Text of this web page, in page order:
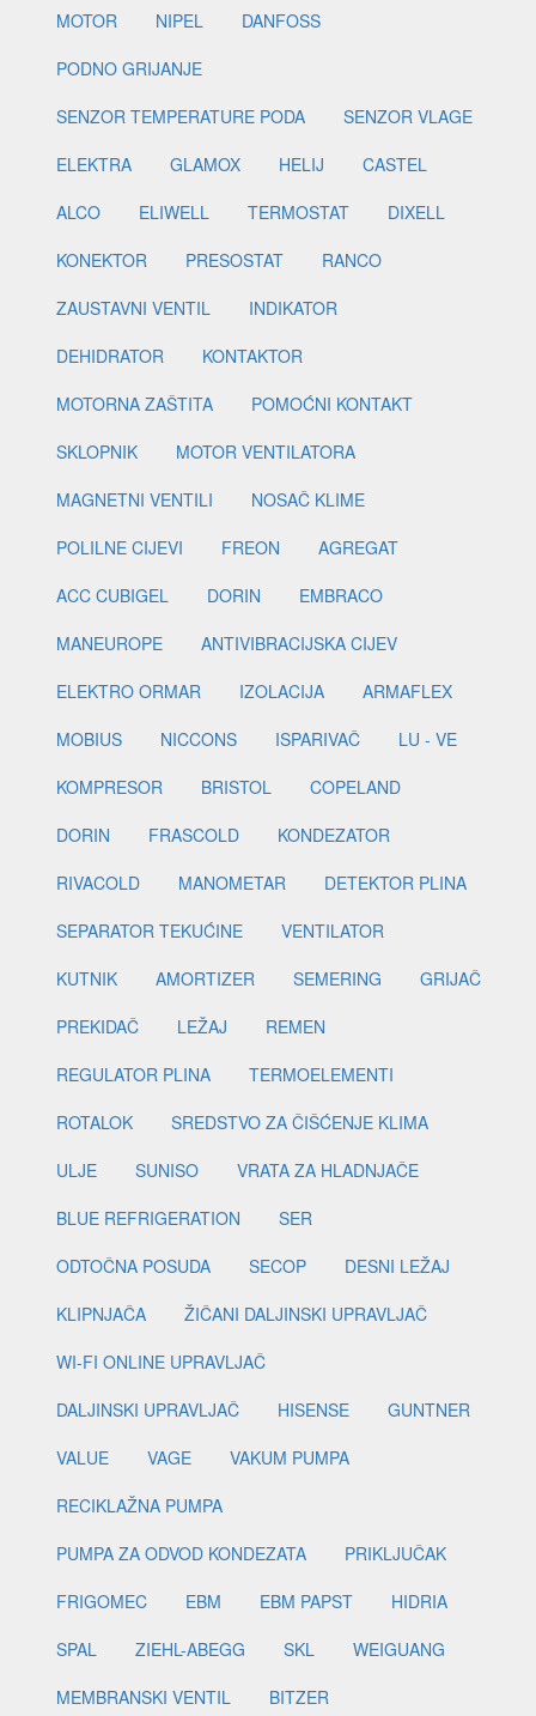
MOTOR
NIPEL
DANFOSS
PODNO GRIJANJE
SENZOR TEMPERATURE PODA
SENZOR VLAGE
ELEKTRA
GLAMOX HELIJ
CASTEL
ALCO
ELIWELL TERMOSTAT
DIXELL
KONEKTOR
PRESOSTAT
RANCO
ZAUSTAVNI VENTIL
INDIKATOR
DEHIDRATOR
KONTAKTOR
MOTORNA ZAŠTITA
POMOĆNI KONTAKT
SKLOPNIK
MOTOR VENTILATORA
MAGNETNI VENTILI
NOSAČ KLIME
POLILNE CIJEVI
FREON
AGREGAT
ACC CUBIGEL
DORIN
EMBRACO
MANEUROPE
ANTIVIBRACIJSKA CIJEV
ELEKTRO ORMAR
IZOLACIJA
ARMAFLEX
MOBIUS
NICCONS ISPARIVAČ
LU - VE
KOMPRESOR
BRISTOL
COPELAND
DORIN
FRASCOLD
KONDEZATOR
RIVACOLD
MANOMETAR
DETEKTOR PLINA
SEPARATOR TEKUĆINE
VENTILATOR
KUTNIK
AMORTIZER SEMERING
GRIJAČ
PREKIDAČ
LEŽAJ
REMEN
REGULATOR PLINA
TERMOELEMENTI
ROTALOK
SREDSTVO ZA ČIŠĆENJE KLIMA
ULJE
SUNISO
VRATA ZA HLADNJAČE
BLUE REFRIGERATION
SER
ODTOČNA POSUDA
SECOP
DESNI LEŽAJ
KLIPNJAČA
ŽIČANI DALJINSKI UPRAVLJAČ
WI-FI ONLINE UPRAVLJAČ
DALJINSKI UPRAVLJAČ
HISENSE
GUNTNER
VALUE
VAGE
VAKUM PUMPA
RECIKLAŽNA PUMPA
PUMPA ZA ODVOD KONDEZATA
PRIKLJUČAK
FRIGOMEC
EBM EBM PAPST
HIDRIA
SPAL
ZIEHL-ABEGG SKL
WEIGUANG
MEMBRANSKI VENTIL
BITZER